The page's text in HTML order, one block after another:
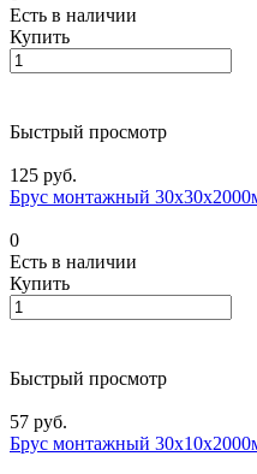
Есть в наличии
Купить
Быстрый просмотр
125 руб.
Брус монтажный
0
Есть в наличии
Купить
Быстрый просмотр
57 руб.
Брус монтажный